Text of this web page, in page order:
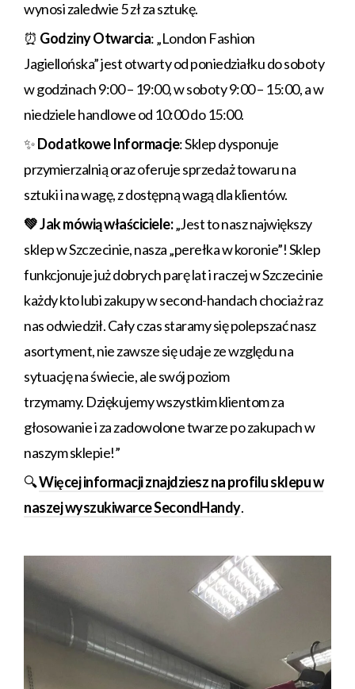
wynosi zaledwie 5 zł za sztukę.
⏰ Godziny Otwarcia: „London Fashion
Jagiellońska” jest otwarty od poniedziałku do soboty
w godzinach 9:00 – 19:00, w soboty 9:00 – 15:00, a w
niedziele handlowe od 10:00 do 15:00.
✨Dodatkowe Informacje: Sklep dysponuje
przymierzalnią oraz oferuje sprzedaż towaru na
sztuki i na wagę, z dostępną wagą dla klientów.
💚 Jak mówią właściciele:„Jest to nasz największy
sklep w Szczecinie, nasza „perełka w koronie”! Sklep
funkcjonuje już dobrych parę lat i raczej w Szczecinie
każdy kto lubi zakupy w second-handach chociaż raz
nas odwiedził. Cały czas staramy się polepszać nasz
asortyment, nie zawsze się udaje ze względu na
sytuację na świecie, ale swój poziom
trzymamy. Dziękujemy wszystkim klientom za
głosowanie i za zadowolone twarze po zakupach w
naszym sklepie!”
🔍Więcej informacji znajdziesz na profilu sklepu w
naszej wyszukiwarce SecondHandy.